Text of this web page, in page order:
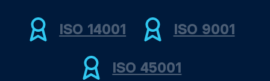
ISO 14001 ISO 9001
ISO 45001